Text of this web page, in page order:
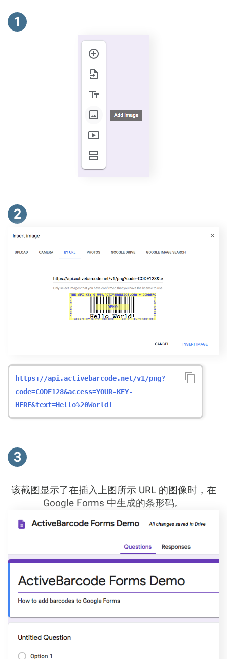
1
2
https://api.activebarcode.net/v1/png?
code=CODE128&access=YOUR-KEY-
HERE&text=Hello%20World!
3
该截图显示了在插入上图所示 URL 的图像时，在
Google Forms 中生成的条形码。